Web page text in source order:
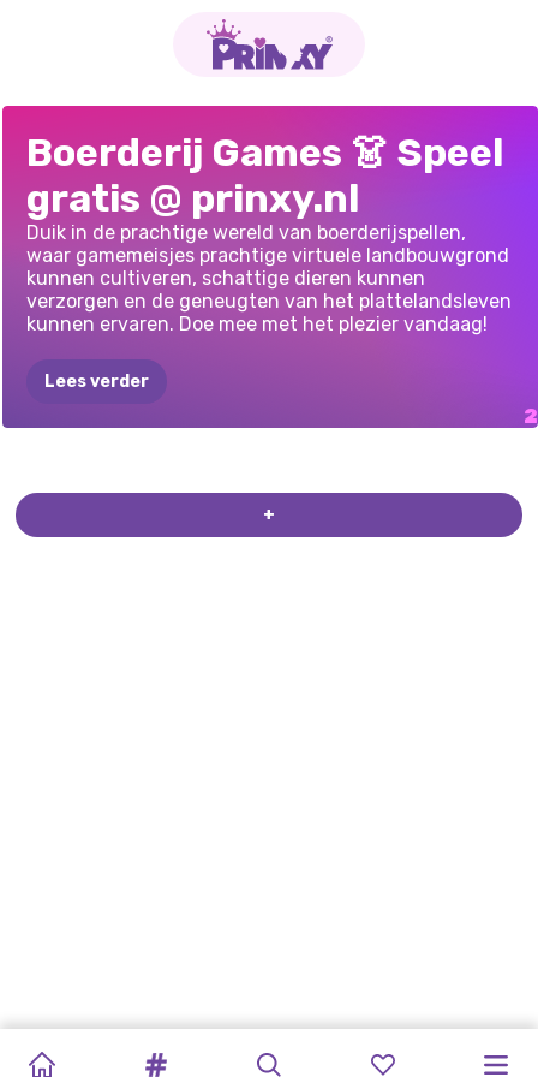
DIERENCAFÉ
BOERDERIJ
Boerderij Games 👗 Speel
gratis @ prinxy.nl
Duik in de prachtige wereld van boerderijspellen,
waar gamemeisjes prachtige virtuele landbouwgrond
kunnen cultiveren, schattige dieren kunnen
verzorgen en de geneugten van het plattelandsleven
kunnen ervaren. Doe mee met het plezier vandaag!
Lees verder
+